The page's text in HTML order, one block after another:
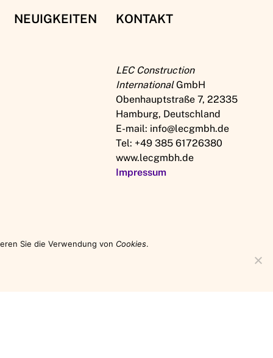
NEUIGKEITEN KONTAKT
LEC Construction
InternationalGmbH
Obenhauptstraße 7, 22335
Hamburg, Deutschland
E-mail: info@lecgmbh.de
Tel: +49 385 61726380
www.lecgmbh.de
Impressum
Sie die Verwendung von Cookies.